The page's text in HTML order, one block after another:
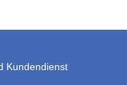
Kundendienst